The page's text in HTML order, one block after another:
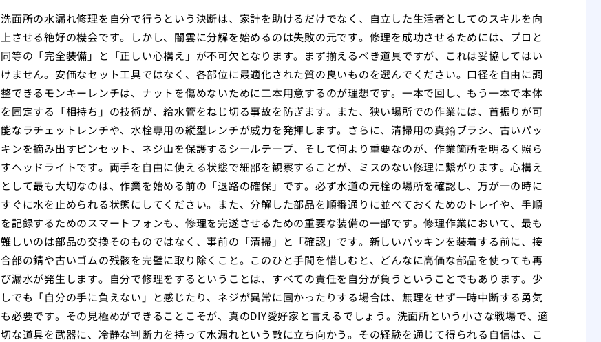
洗面所の水漏れ修理を自分で行うという決断は、家計を助けるだけでなく、自立した生活者としてのスキルを向
上させる絶好の機会です。しかし、闇雲に分解を始めるのは失敗の元です。修理を成功させるためには、プロと
同等の「完全装備」と「正しい心構え」が不可欠となります。まず揃えるべき道具ですが、これは妥協してはい
けません。安価なセット工具ではなく、各部位に最適化された質の良いものを選んでください。口径を自由に調
整できるモンキーレンチは、ナットを傷めないために二本用意するのが理想です。一本で回し、もう一本で本体
を固定する「相持ち」の技術が、給水管をねじ切る事故を防ぎます。また、狭い場所での作業には、首振りが可
能なラチェットレンチや、水栓専用の縦型レンチが威力を発揮します。さらに、清掃用の真鍮ブラシ、古いパッ
キンを摘み出すピンセット、ネジ山を保護するシールテープ、そして何より重要なのが、作業箇所を明るく照ら
すヘッドライトです。両手を自由に使える状態で細部を観察することが、ミスのない修理に繋がります。心構え
として最も大切なのは、作業を始める前の「退路の確保」です。必ず水道の元栓の場所を確認し、万が一の時に
すぐに水を止められる状態にしてください。また、分解した部品を順番通りに並べておくためのトレイや、手順
を記録するためのスマートフォンも、修理を完遂させるための重要な装備の一部です。修理作業において、最も
難しいのは部品の交換そのものではなく、事前の「清掃」と「確認」です。新しいパッキンを装着する前に、接
合部の錆や古いゴムの残骸を完璧に取り除くこと。このひと手間を惜しむと、どんなに高価な部品を使っても再
び漏水が発生します。自分で修理をするということは、すべての責任を自分が負うということでもあります。少
しでも「自分の手に負えない」と感じたり、ネジが異常に固かったりする場合は、無理をせず一時中断する勇気
も必要です。その見極めができることこそが、真のDIY愛好家と言えるでしょう。洗面所という小さな戦場で、適
切な道具を武器に、冷静な判断力を持って水漏れという敵に立ち向かう。その経験を通じて得られる自信は、こ